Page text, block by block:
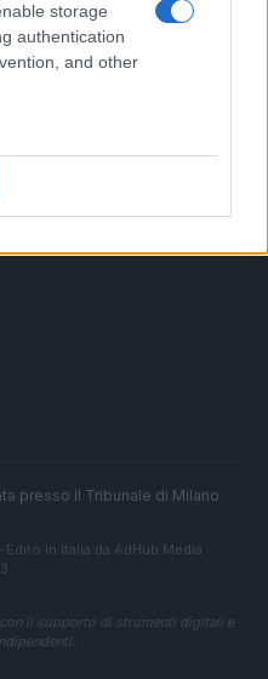
storage
authentication
and other
presso il Tribunale di Milano
in Italia da AdHub Media
il supporto di strumenti digitali e